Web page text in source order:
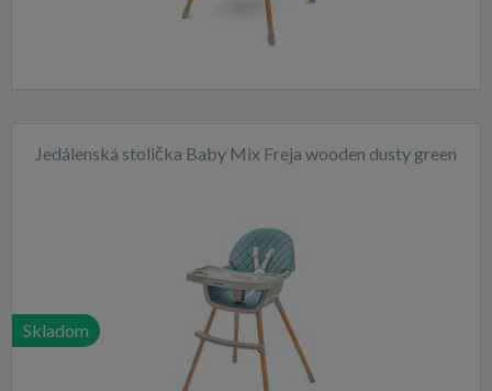
Jedálenská stolička Baby Mix Freja wooden dusty green
Skladom